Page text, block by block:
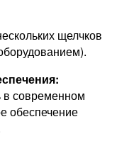
щелчков
в современном
обеспечение